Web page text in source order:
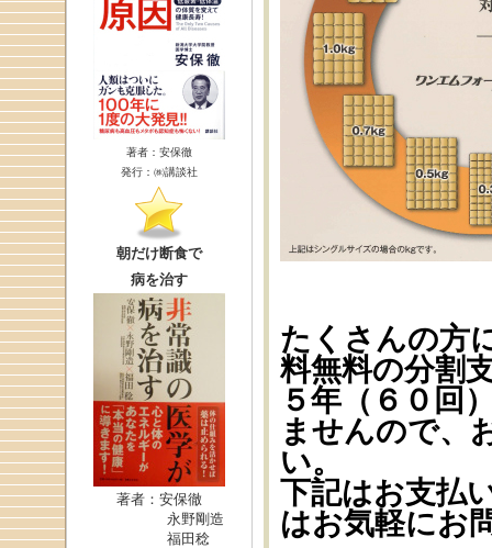
著者：安保徹
発行：㈱講談社
朝だけ断食で
病を治す
著者：安保徹
永野剛造
福田稔
たくさんの方
料無料の分割
５年（６０回
ませんので、
い。
下記はお支払
はお気軽にお